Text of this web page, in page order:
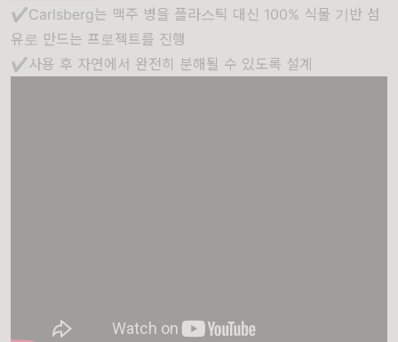
✔️Carlsberg는 맥주 병을 플라스틱 대신 100% 식물 기반 섬
유로 만드는 프로젝트를 진행
✔️사용 후 자연에서 완전히 분해될 수 있도록 설계